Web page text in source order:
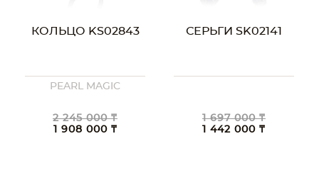
КОЛЬЦО KS02843
PEARL MAGIC
2 245 000 ₸
1 908 000 ₸
СЕРЬГИ SK02141
1 697 000 ₸
1 442 000 ₸